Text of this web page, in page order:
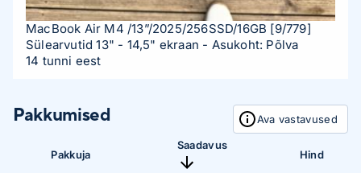
MacBook Air M4 /13”/2025/256SSD/16GB [9/779]
Sülearvutid 13" - 14,5" ekraan - Asukoht: Põlva
14 tunni eest
Pakkumised Ava vastavused
Pakkuja
Saadavus
Hind